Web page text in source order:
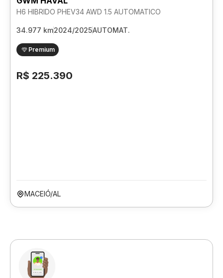
H6 HIBRIDO PHEV34 AWD 1.5 AUTOMATICO
34.977 km2024/2025AUTOMAT.
Premium
R$ 225.390
MACEIÓ/AL